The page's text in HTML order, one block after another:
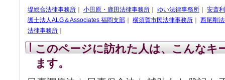
堤総合法律事務所 小田原・鹿田法律事務所 ゆい法律事務所
安斎
護士法人ALG＆Associates 福岡支部
横須賀市民法律事務所
西尾剛
法律事務所
このページに訪れた人は、こんなキ
ます。